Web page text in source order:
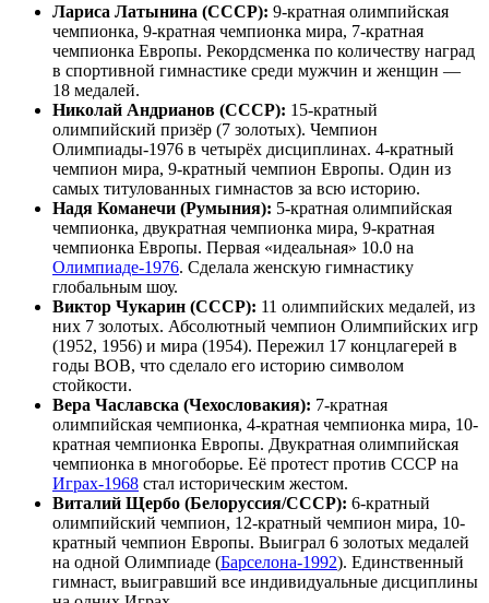
Лариса Латынина (СССР): 9-кратная олимпийская
чемпионка, 9-кратная чемпионка мира, 7-кратная
чемпионка Европы. Рекордсменка по количеству наград
в спортивной гимнастике среди мужчин и женщин —
18 медалей.
Николай Андрианов (СССР): 15-кратный
олимпийский призёр (7 золотых). Чемпион
Олимпиады-1976 в четырёх дисциплинах. 4-кратный
чемпион мира, 9-кратный чемпион Европы. Один из
самых титулованных гимнастов за всю историю.
Надя Команечи (Румыния): 5-кратная олимпийская
чемпионка, двукратная чемпионка мира, 9-кратная
чемпионка Европы. Первая «идеальная» 10.0 на
Олимпиаде-1976. Сделала женскую гимнастику
глобальным шоу.
Виктор Чукарин (СССР): 11 олимпийских медалей, из
них 7 золотых. Абсолютный чемпион Олимпийских игр
(1952, 1956) и мира (1954). Пережил 17 концлагерей в
годы ВОВ, что сделало его историю символом
стойкости.
Вера Чаславска (Чехословакия): 7-кратная
олимпийская чемпионка, 4-кратная чемпионка мира, 10-
кратная чемпионка Европы. Двукратная олимпийская
чемпионка в многоборье. Её протест против СССР на
Играх-1968 стал историческим жестом.
Виталий Щербо (Белоруссия/СССР): 6-кратный
олимпийский чемпион, 12-кратный чемпион мира, 10-
кратный чемпион Европы. Выиграл 6 золотых медалей
на одной Олимпиаде (Барселона-1992). Единственный
гимнаст, выигравший все индивидуальные дисциплины